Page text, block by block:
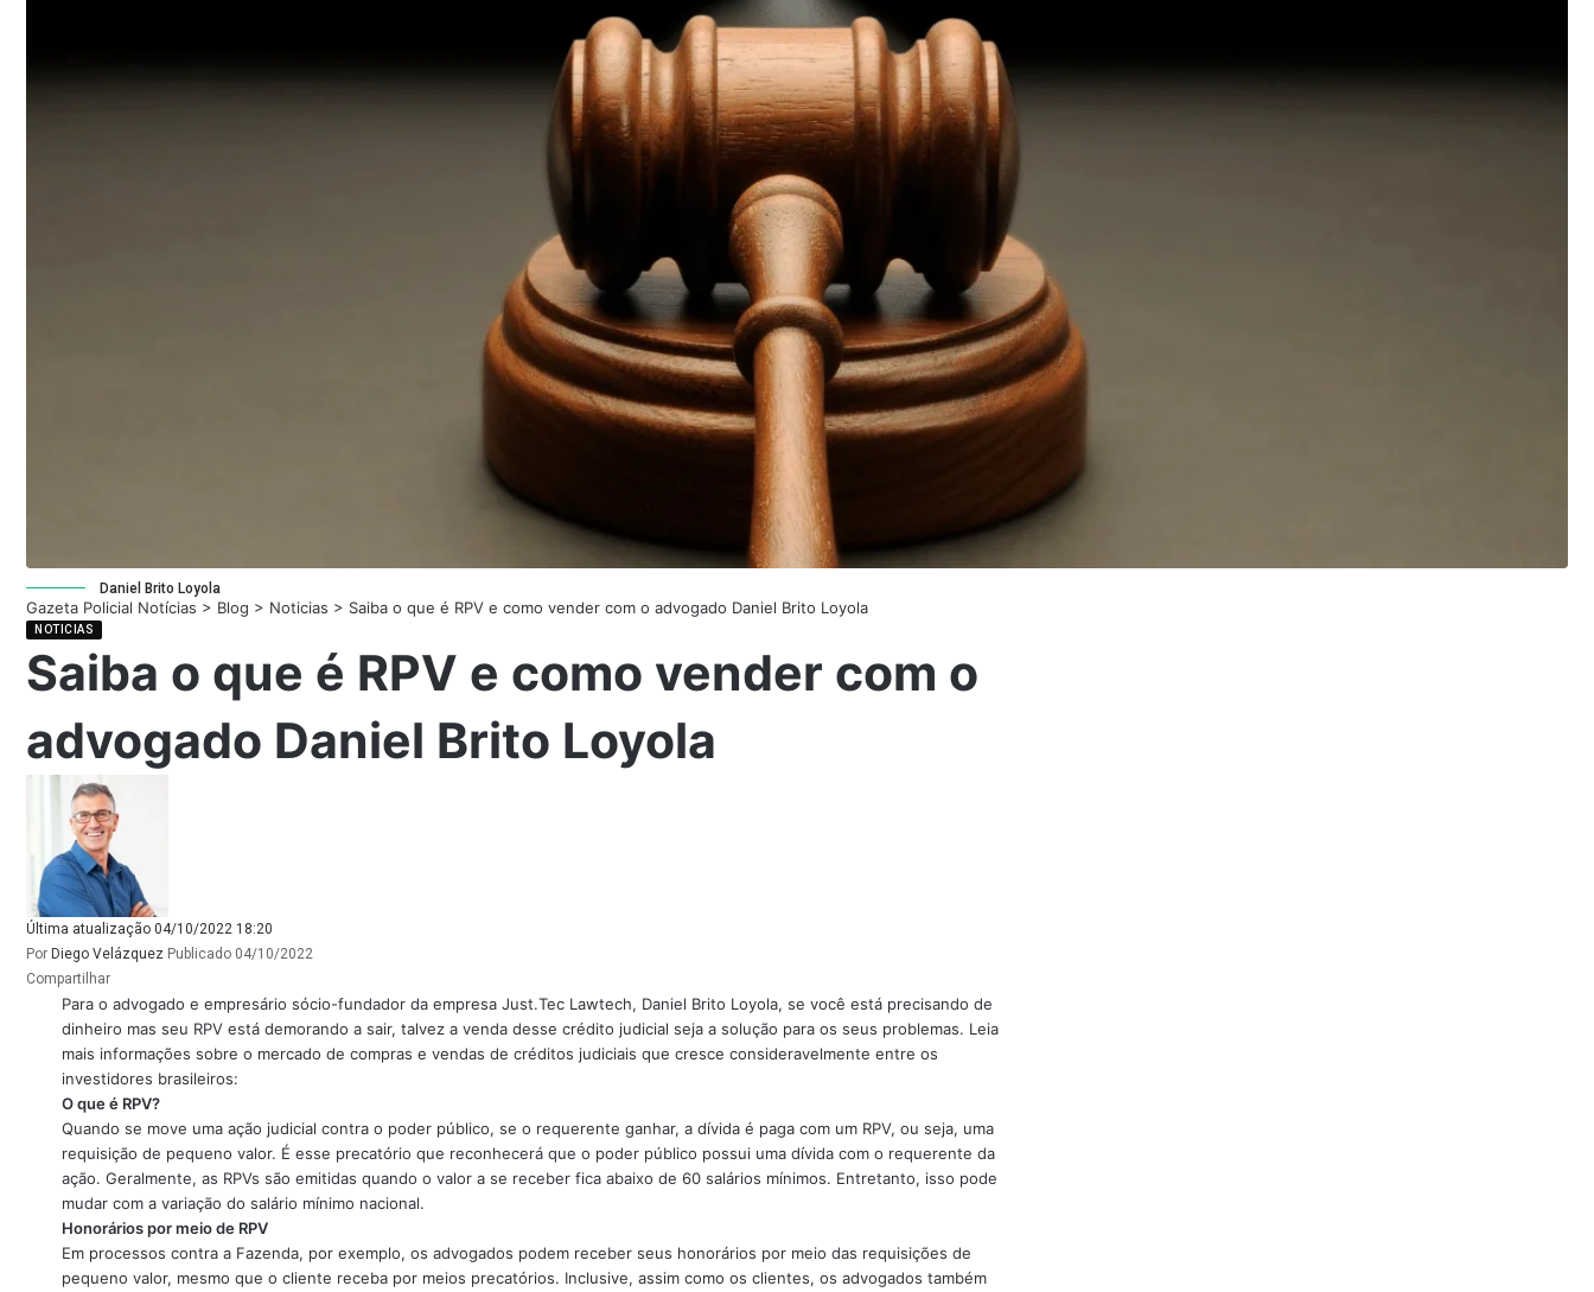
Daniel Brito Loyola
Gazeta Policial Notícias > Blog > Noticias > Saiba o que é RPV e como vender com o advogado Daniel Brito Loyola
NOTICIAS
Saiba o que é RPV e como vender com o
advogado Daniel Brito Loyola
Última atualização 04/10/2022 18:20
Por Diego Velázquez Publicado 04/10/2022
Compartilhar
Para o advogado e empresário sócio-fundador da empresa Just.Tec Lawtech, Daniel Brito Loyola, se você está precisando de
dinheiro mas seu RPV está demorando a sair, talvez a venda desse crédito judicial seja a solução para os seus problemas. Leia
mais informações sobre o mercado de compras e vendas de créditos judiciais que cresce consideravelmente entre os
investidores brasileiros:
O que é RPV?
Quando se move uma ação judicial contra o poder público, se o requerente ganhar, a dívida é paga com um RPV, ou seja, uma
requisição de pequeno valor. É esse precatório que reconhecerá que o poder público possui uma dívida com o requerente da
ação. Geralmente, as RPVs são emitidas quando o valor a se receber fica abaixo de 60 salários mínimos. Entretanto, isso pode
mudar com a variação do salário mínimo nacional.
Honorários por meio de RPV
Em processos contra a Fazenda, por exemplo, os advogados podem receber seus honorários por meio das requisições de
pequeno valor, mesmo que o cliente receba por meios precatórios. Inclusive, assim como os clientes, os advogados também